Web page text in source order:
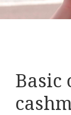
Basic